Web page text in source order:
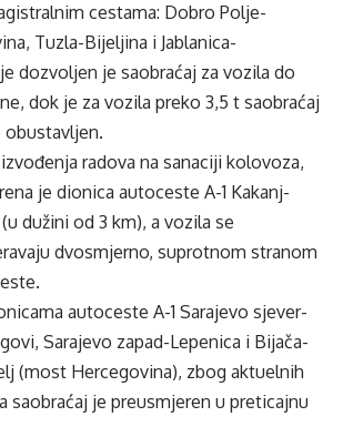
cestama: Dobro Polje-
Tuzla-Bijeljina i Jablanica-
dozvoljen je saobraćaj za vozila do
dok je za vozila preko 3,5 t saobraćaj
obustavljen.
radova na sanaciji kolovoza,
je dionica autoceste A-1 Kakanj-
(u dužini od 3 km), a vozila se
dvosmjerno, suprotnom stranom
autoceste A-1 Sarajevo sjever-
Sarajevo zapad-Lepenica i Bijača-
(most Hercegovina), zbog aktuelnih
saobraćaj je preusmjeren u preticajnu